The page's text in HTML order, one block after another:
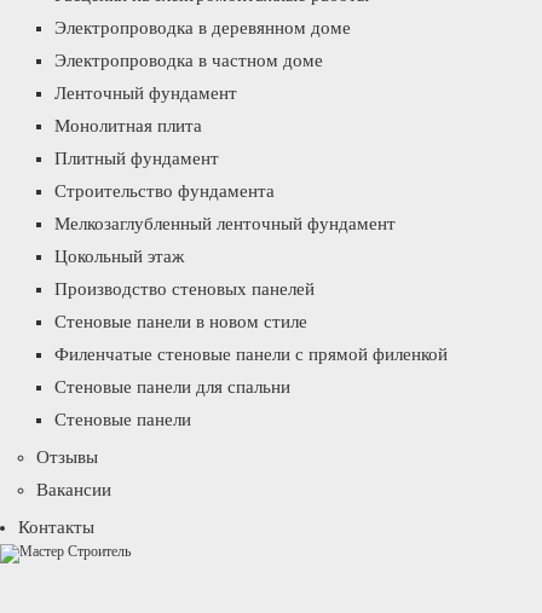
Электропроводка в деревянном доме
Электропроводка в частном доме
Ленточный фундамент
Монолитная плита
Плитный фундамент
Строительство фундамента
Мелкозаглубленный ленточный фундамент
Цокольный этаж
Производство стеновых панелей
Стеновые панели в новом стиле
Филенчатые стеновые панели с прямой филенкой
Стеновые панели для спальни
Стеновые панели
Отзывы
Вакансии
Контакты